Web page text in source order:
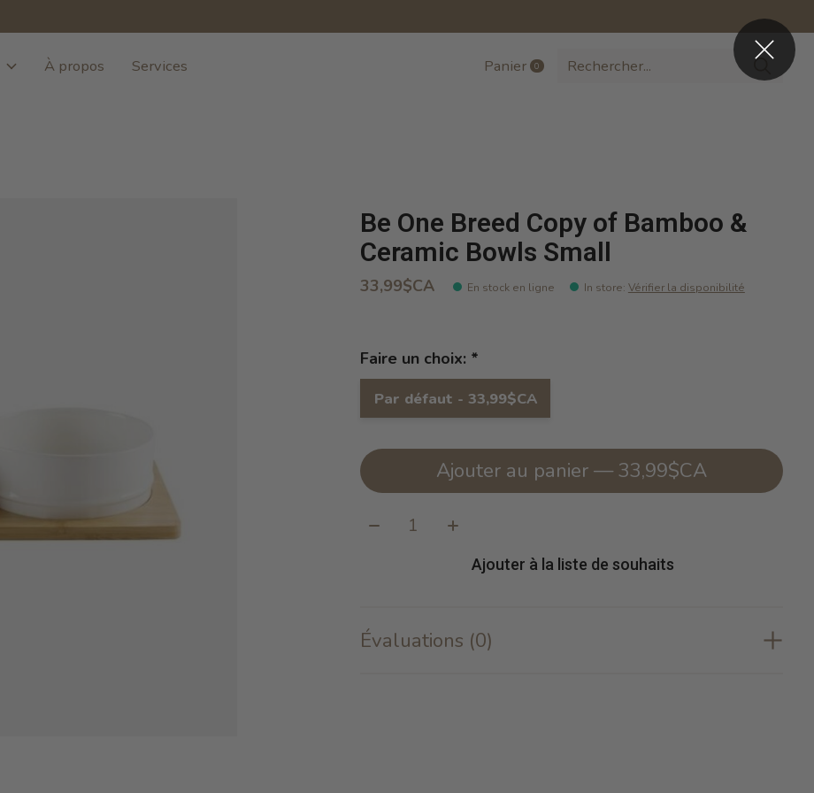
À propos Services Panier 0items
Be One Breed Copy of Bamboo &
Ceramic Bowls Small
33,99$CA En stock en ligne In store: Vérifier la disponibilité
Faire un choix: *
Par défaut - 33,99$CA
Ajouter au panier — 33,99$CA
Quantité:
Ajouter à la liste de souhaits
Évaluations (0)